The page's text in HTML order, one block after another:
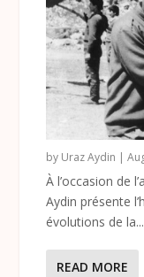
by Uraz Aydin |
À l’occasion de
Aydin présente
évolutions de la...
READ MORE